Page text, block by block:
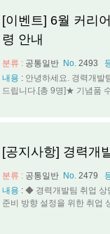
[이벤트] 6월 커리
령 안내
분류 : 공통일반 No. 2493
내용 : 안녕하세요. 경력개발
드립니다.[총 9명]★ 기념품
[공지사항] 경력개
분류 : 공통일반 No. 2479
내용 : ◆ 경력개발팀 취업 상
준비 방향 설정을 위한 취업